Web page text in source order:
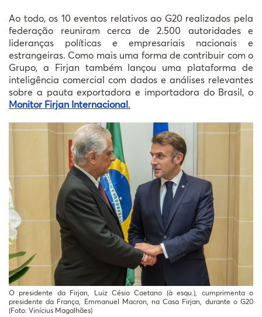
Ao todo, os 10 eventos relativos ao G20 realizados pela
federação reuniram cerca de 2.500 autoridades e
lideranças políticas e empresariais nacionais e
estrangeiras. Como mais uma forma de contribuir com o
Grupo, a Firjan também lançou uma plataforma de
inteligência comercial com dados e análises relevantes
sobre a pauta exportadora e importadora do Brasil, o
Monitor Firjan Internacional.
O presidente da Firjan, Luiz Césio Caetano (à esqu.), cumprimenta o
presidente da França, Emmanuel Macron, na Casa Firjan, durante o G20
(Foto: Vinícius Magalhães)